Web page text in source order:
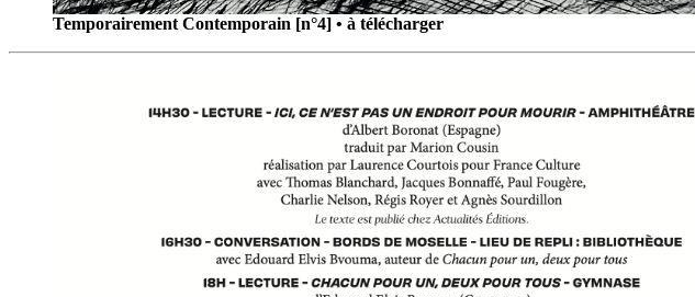
Temporairement Contemporain [n°4] • à télécharger